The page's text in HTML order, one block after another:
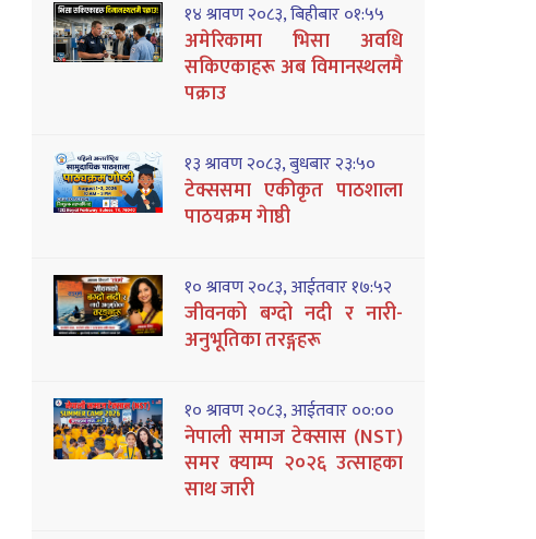
१४ श्रावण २०८३, बिहीबार ०१:५५
अमेरिकामा भिसा अवधि
सकिएकाहरू अब विमानस्थलमै
पक्राउ
१३ श्रावण २०८३, बुधबार २३:५०
टेक्ससमा एकीकृत पाठशाला
पाठयक्रम गेाष्ठी
१० श्रावण २०८३, आईतवार १७:५२
जीवनको बग्दो नदी र नारी-
अनुभूतिका तरङ्गहरू
१० श्रावण २०८३, आईतवार ००:००
नेपाली समाज टेक्सास (NST)
समर क्याम्प २०२६ उत्साहका
साथ जारी